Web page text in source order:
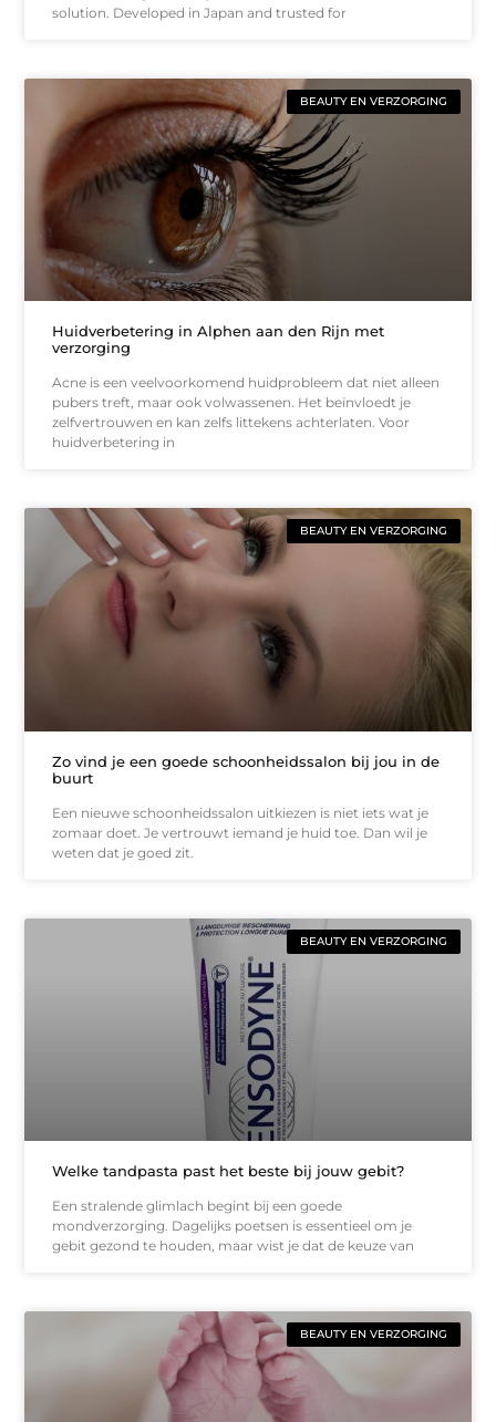
solution. Developed in Japan and trusted for
BEAUTY EN VERZORGING
Huidverbetering in Alphen aan den Rijn met
verzorging
Acne is een veelvoorkomend huidprobleem dat niet alleen
pubers treft, maar ook volwassenen. Het beïnvloedt je
zelfvertrouwen en kan zelfs littekens achterlaten. Voor
huidverbetering in
BEAUTY EN VERZORGING
Zo vind je een goede schoonheidssalon bij jou in de
buurt
Een nieuwe schoonheidssalon uitkiezen is niet iets wat je
zomaar doet. Je vertrouwt iemand je huid toe. Dan wil je
weten dat je goed zit.
BEAUTY EN VERZORGING
Welke tandpasta past het beste bij jouw gebit?
Een stralende glimlach begint bij een goede
mondverzorging. Dagelijks poetsen is essentieel om je
gebit gezond te houden, maar wist je dat de keuze van
BEAUTY EN VERZORGING